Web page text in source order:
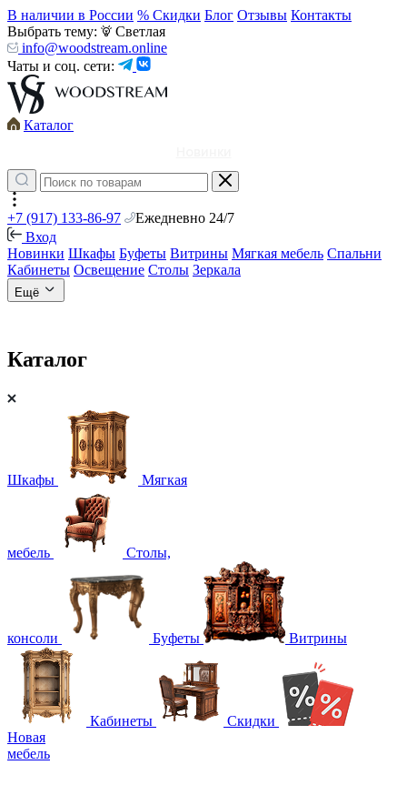
В наличии в России % Скидки Блог Отзывы Контакты
Выбрать тему:
Светлая
info@woodstream.online
Чаты и соц. сети:
Каталог
+7 (917) 133-86-97
Ежедневно 24/7
Вход
Новинки Шкафы Буфеты Витрины Мягкая мебель Спальни
Кабинеты Освещение Столы Зеркала
Ещё
Каталог
Шкафы Мягкая
мебель Столы,
консоли Буфеты Витрины
Кабинеты
Скидки
Новая
мебель